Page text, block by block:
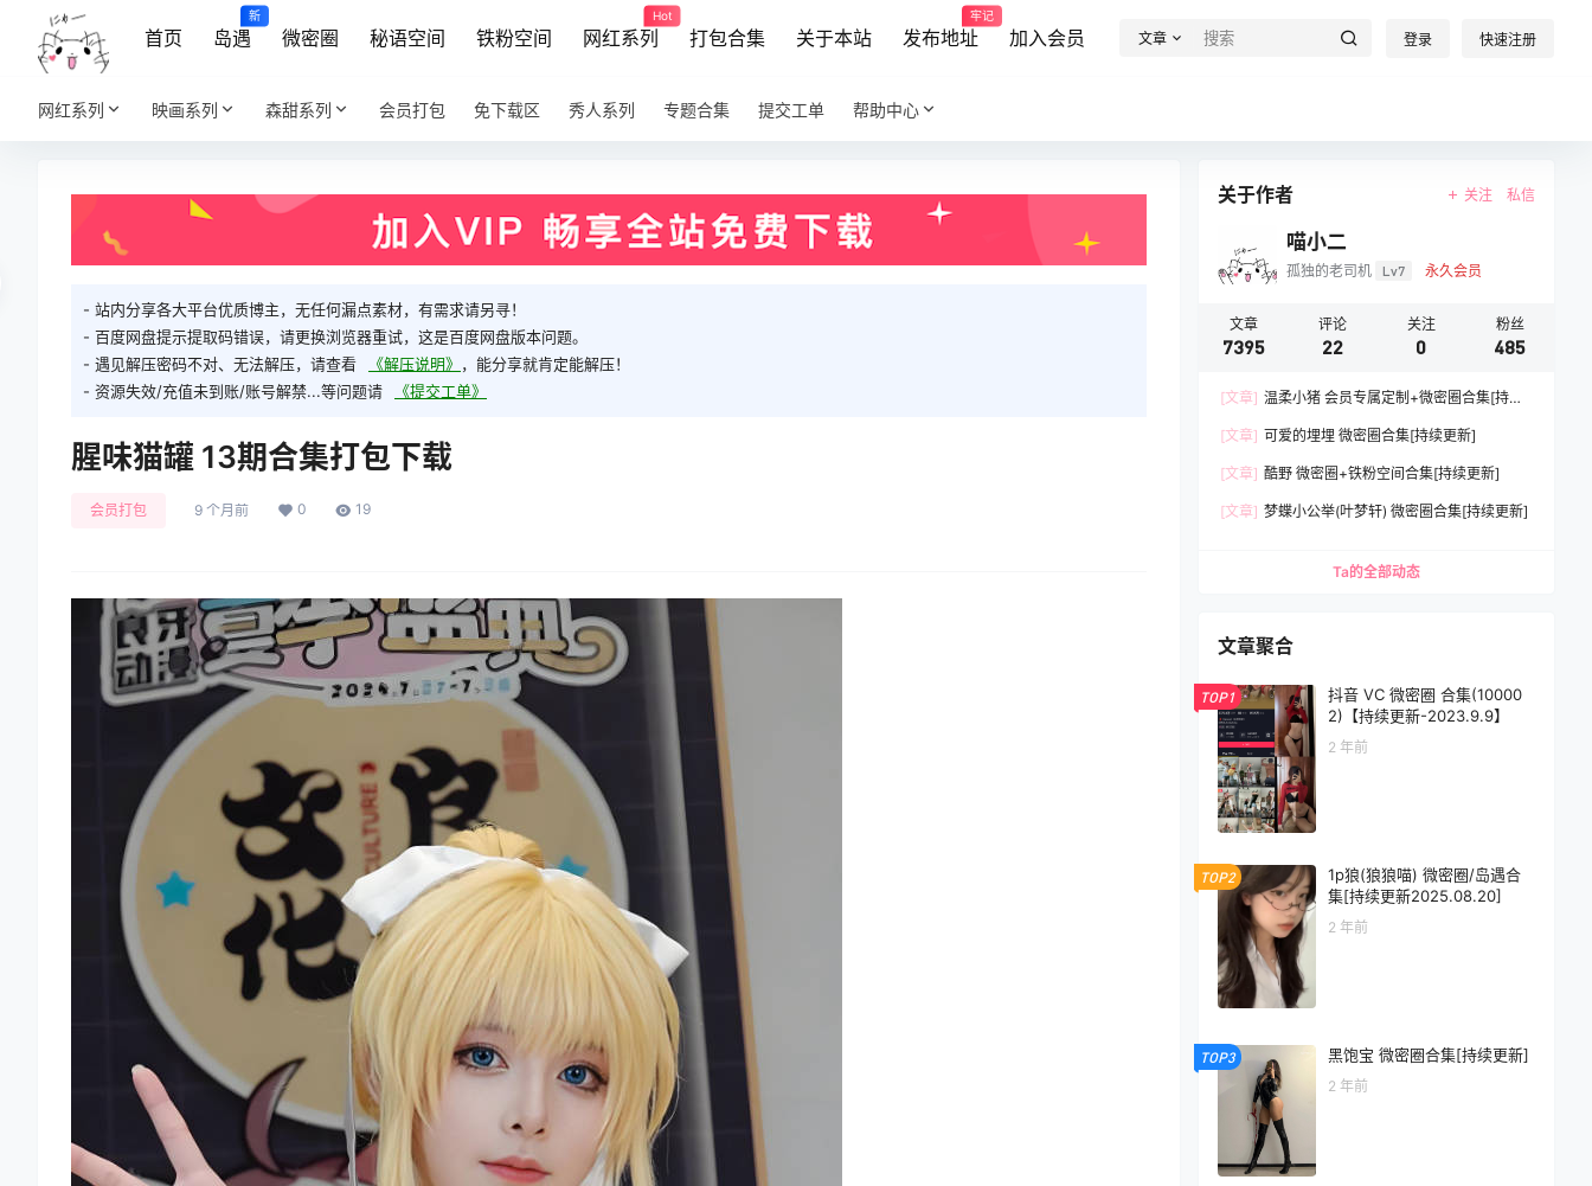
首页 岛遇
新
微密圈 秘语空间 铁粉空间 网红系列
Hot
打包合集 关于本站 发布地址
牢记
加入会员 文章 登录 快速注册
网红系列 映画系列 森甜系列 会员打包 免下载区 秀人系列 专题合集 提交工单 帮助中心
- 站内分享各大平台优质博主，无任何漏点素材，有需求请另寻！
- 百度网盘提示提取码错误，请更换浏览器重试，这是百度网盘版本问题。
- 遇见解压密码不对、无法解压，请查看
《解压说明》 ，能分享就肯定能解压！
- 资源失效/充值未到账/账号解禁...等问题请
《提交工单》
腥味猫罐 13期合集打包下载
会员打包 9 个月前 0 19
关于作者 关注 私信
喵小二
孤独的老司机 Lv7 永久会员
文章
7395
评论
22
关注
0
粉丝
485
[文章] 温柔小猪 会员专属定制+微密圈合集[持续
[文章] 可爱的埋埋 微密圈合集[持续更新]
[文章] 酷野 微密圈+铁粉空间合集[持续更新]
[文章] 梦蝶小公举(叶梦轩) 微密圈合集[持续更新]
Ta的全部动态
文章聚合
TOP1
抖音 VC 微密圈 合集(10000
2)【持续更新-2023.9.9】
2 年前
TOP2
1p狼(狼狼喵) 微密圈/岛遇合
集[持续更新2025.08.20]
2 年前
TOP3 黑饱宝 微密圈合集[持续更新]
2 年前